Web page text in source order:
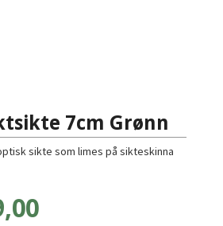
7cm Grønn
sikte som limes på sikteskinna